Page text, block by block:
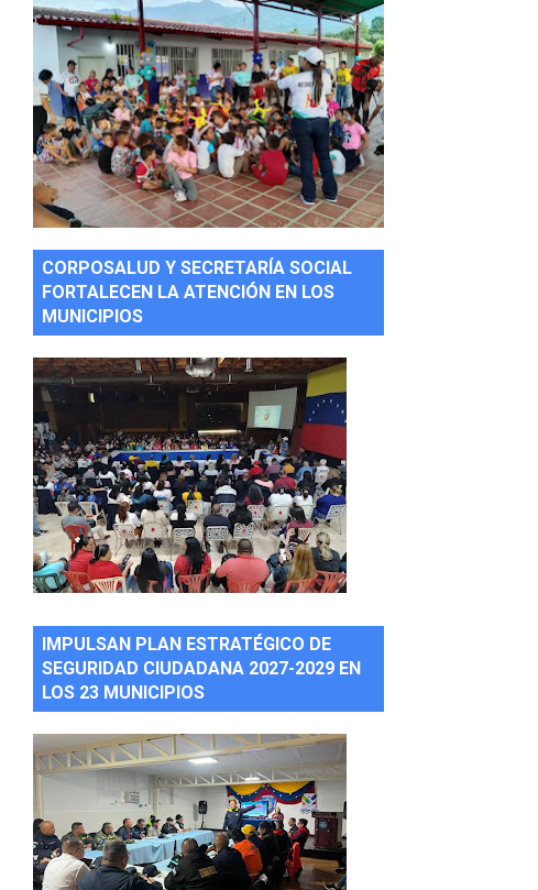
CORPOSALUD Y SECRETARÍA SOCIAL
FORTALECEN LA ATENCIÓN EN LOS
MUNICIPIOS
IMPULSAN PLAN ESTRATÉGICO DE
SEGURIDAD CIUDADANA 2027-2029 EN
LOS 23 MUNICIPIOS